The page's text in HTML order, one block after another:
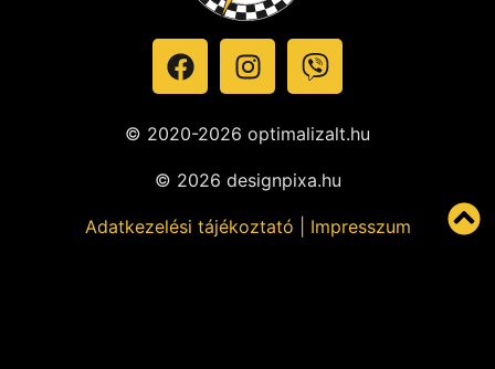
© 2020-2026 optimalizalt.hu
© 2026 designpixa.hu
Adatkezelési tájékoztató Impresszum